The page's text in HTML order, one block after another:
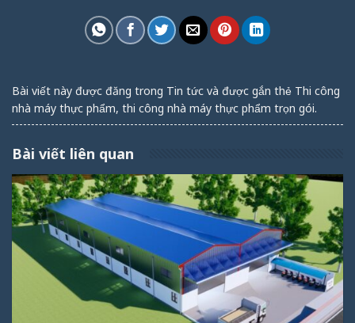
Bài viết này được đăng trong Tin tức và được gắn thẻ Thi công
nhà máy thực phẩm, thi công nhà máy thực phẩm trọn gói.
Bài viết liên quan